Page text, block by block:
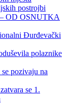
postrojbi
– OD OSNUTKA
Đurđevački
polaznike
pozivaju na
se 1.